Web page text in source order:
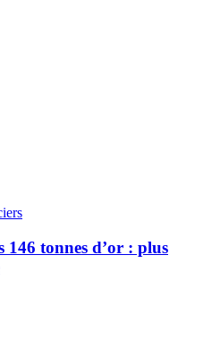
146 tonnes d’or : plus